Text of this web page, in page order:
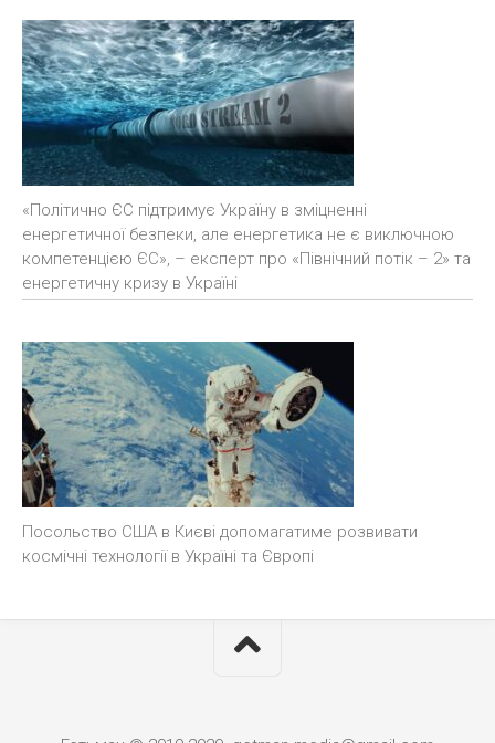
«Політично ЄС підтримує Україну в зміцненні
енергетичної безпеки, але енергетика не є виключною
компетенцією ЄС», – експерт про «Північний потік – 2» та
енергетичну кризу в Україні
Посольство США в Києві допомагатиме розвивати
космічні технології в Україні та Європі